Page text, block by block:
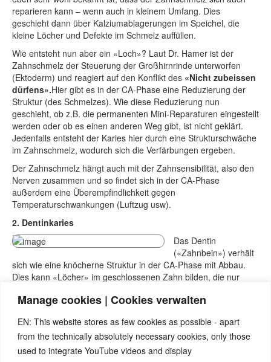
Manage cookies | Cookies verwalten
EN: This website stores as few cookies as possible - apart
from the technically absolutely necessary cookies, only those
used to integrate YouTube videos and display
reparieren kann – wenn auch in kleinem Umfang. Dies
geschieht dann über Kalziumablagerungen im Speichel, die
kleine Löcher und Defekte im Schmelz auffüllen.
Wie entsteht nun aber ein «Loch»? Laut Dr. Hamer ist der
Zahnschmelz der Steuerung der Großhirnrinde unterworfen
(Ektoderm) und reagiert auf den Konflikt des «Nicht zubeissen
dürfens».Hier gibt es in der CA-Phase eine Reduzierung der
Struktur (des Schmelzes). Wie diese Reduzierung nun
geschieht, ob z.B. die permanenten Mini-Reparaturen eingestellt
werden oder ob es einen anderen Weg gibt, ist nicht geklärt.
Jedenfalls entsteht der Karies hier durch eine Strukturschwäche
im Zahnschmelz, wodurch sich die Verfärbungen ergeben.
Der Zahnschmelz hängt auch mit der Zahnsensibilität, also den
Nerven zusammen und so findet sich in der CA-Phase
außerdem eine Überempfindlichkeit gegen
Temperaturschwankungen (Luftzug usw).
2. Dentinkaries
Das Dentin
(«Zahnbein») verhält
sich wie eine knöcherne Struktur in der CA-Phase mit Abbau.
Dies kann «Löcher» im geschlossenen Zahn bilden, die nur
plötzlich einbricht wenn er belastet wird. Sobald hier Schmerzen
Versuch des Wiederaufbaus. Damit dies geschehen kann, ist
absolut wichtig, eine gute symptomatische Therapie zu haben,
damit es keine weiteren Konflikte gibt, denn der Konfliktinhalt